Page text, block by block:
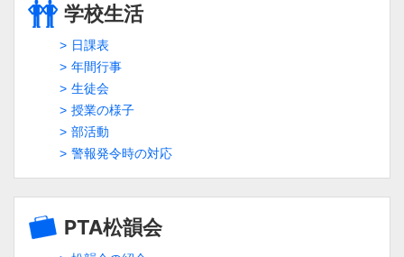
学校生活
日課表
年間行事
生徒会
授業の様子
部活動
警報発令時の対応
PTA松韻会